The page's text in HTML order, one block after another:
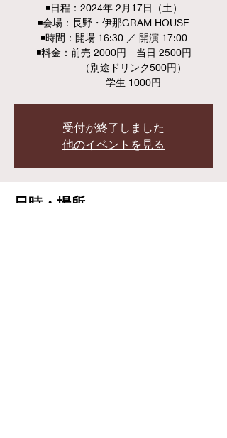
◾️日程：2024年 2月17日（土）
◾️会場：長野・伊那GRAM HOUSE
◾️時間：開場 16:30 ／ 開演 17:00
◾️料金：前売 2000円 当日 2500円
（別途ドリンク500円）
学生 1000円
受付が終了しました
他のイベントを見る
日時・場所